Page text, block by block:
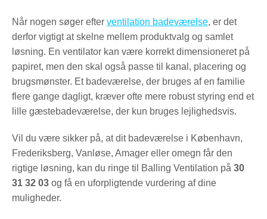
Når nogen søger efter ventilation badeværelse, er det
derfor vigtigt at skelne mellem produktvalg og samlet
løsning. En ventilator kan være korrekt dimensioneret på
papiret, men den skal også passe til kanal, placering og
brugsmønster. Et badeværelse, der bruges af en familie
flere gange dagligt, kræver ofte mere robust styring end et
lille gæstebadeværelse, der kun bruges lejlighedsvis.
Vil du være sikker på, at dit badeværelse i København,
Frederiksberg, Vanløse, Amager eller omegn får den
rigtige løsning, kan du ringe til Balling Ventilation på 30
31 32 03 og få en uforpligtende vurdering af dine
muligheder.